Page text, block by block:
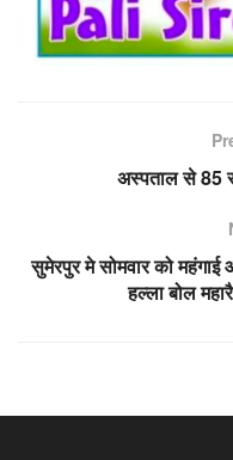
अस्पताल से 85
सुमेरपुर मे सोमवार को
हल्ला बोल